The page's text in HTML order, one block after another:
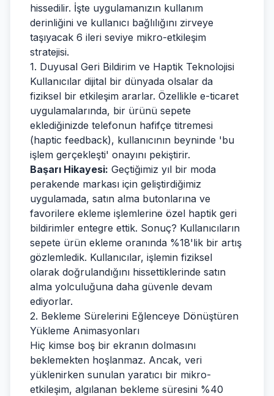
hissedilir. İşte uygulamanızın kullanım
derinliğini ve kullanıcı bağlılığını zirveye
taşıyacak 6 ileri seviye mikro-etkileşim
stratejisi.
1. Duyusal Geri Bildirim ve Haptik Teknolojisi
Kullanıcılar dijital bir dünyada olsalar da
fiziksel bir etkileşim ararlar. Özellikle e-ticaret
uygulamalarında, bir ürünü sepete
eklediğinizde telefonun hafifçe titremesi
(haptic feedback), kullanıcının beyninde 'bu
işlem gerçekleşti' onayını pekiştirir.
Başarı Hikayesi: Geçtiğimiz yıl bir moda
perakende markası için geliştirdiğimiz
uygulamada, satın alma butonlarına ve
favorilere ekleme işlemlerine özel haptik geri
bildirimler entegre ettik. Sonuç? Kullanıcıların
sepete ürün ekleme oranında %18'lik bir artış
gözlemledik. Kullanıcılar, işlemin fiziksel
olarak doğrulandığını hissettiklerinde satın
alma yolculuğuna daha güvenle devam
ediyorlar.
2. Bekleme Sürelerini Eğlenceye Dönüştüren
Yükleme Animasyonları
Hiç kimse boş bir ekranın dolmasını
beklemekten hoşlanmaz. Ancak, veri
yüklenirken sunulan yaratıcı bir mikro-
etkileşim, algılanan bekleme süresini %40